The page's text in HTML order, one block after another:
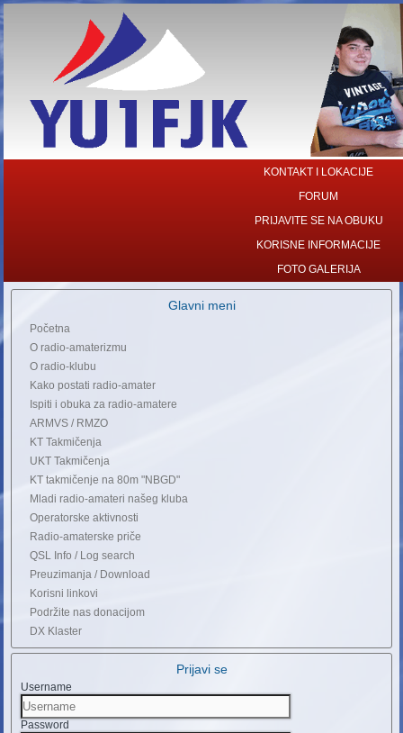
KONTAKT I LOKACIJE
FORUM
PRIJAVITE SE NA OBUKU
KORISNE INFORMACIJE
FOTO GALERIJA
Glavni meni
Početna
O radio-amaterizmu
O radio-klubu
Kako postati radio-amater
Ispiti i obuka za radio-amatere
ARMVS / RMZO
KT Takmičenja
UKT Takmičenja
KT takmičenje na 80m "NBGD"
Mladi radio-amateri našeg kluba
Operatorske aktivnosti
Radio-amaterske priče
QSL Info / Log search
Preuzimanja / Download
Korisni linkovi
Podržite nas donacijom
DX Klaster
Prijavi se
Username
Password